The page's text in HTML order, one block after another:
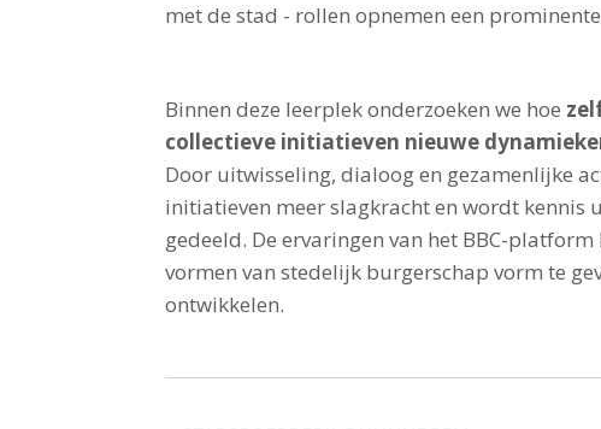
met de stad - rollen opnemen een
Binnen deze leerplek onderzoeken we hoe
collectieve initiatieven nieuwe
Door uitwisseling, dialoog en gezamenlijke
initiatieven meer slagkracht en wordt kennis
gedeeld. De ervaringen van het BBC-
vormen van stedelijk burgerschap vorm te
ontwikkelen.